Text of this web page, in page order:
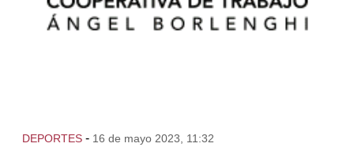
DEPORTES - 16 de mayo 2023, 11:32